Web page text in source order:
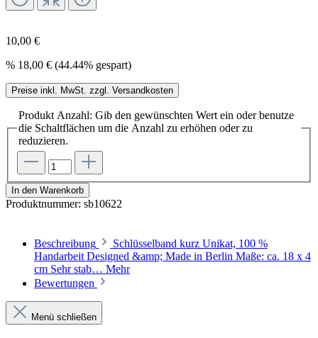
10,00 €
% 18,00 € (44.44% gespart)
Preise inkl. MwSt. zzgl. Versandkosten
Produkt Anzahl: Gib den gewünschten Wert ein oder benutze
die Schaltflächen um die Anzahl zu erhöhen oder zu
reduzieren.
In den Warenkorb
Produktnummer: sb10622
Beschreibung
Schlüsselband kurz Unikat, 100 %
Handarbeit Designed &amp; Made in Berlin Maße: ca. 18 x 4
cm Sehr stab… Mehr
Bewertungen
Menü schließen